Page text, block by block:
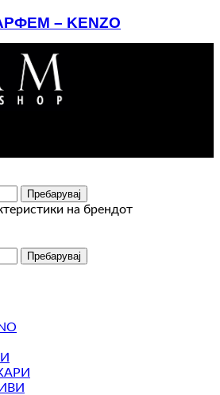
– KENZO
Price
range:
ден
through
Пребарувај
на брендот
Пребарувај